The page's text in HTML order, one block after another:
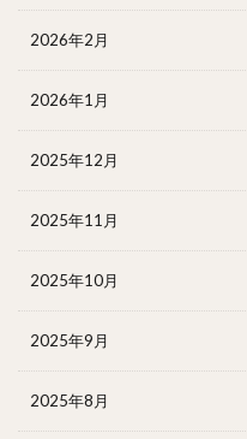
2026年2月
2026年1月
2025年12月
2025年11月
2025年10月
2025年9月
2025年8月